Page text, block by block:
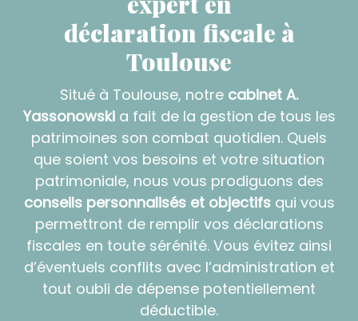
déclaration fiscale à
Toulouse
Situé à Toulouse, notre cabinet A.
Yassonowskia fait de la gestion de tous les
patrimoines son combat quotidien. Quels
que soient vos besoins et votre situation
patrimoniale, nous vous prodiguons des
conseils personnalisés et objectifsqui vous
permettront de remplir vos déclarations
fiscales en toute sérénité. Vous évitez ainsi
d’éventuels conflits avec l’administration et
tout oubli de dépense potentiellement
déductible.